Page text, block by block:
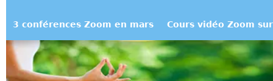
3 conférences Zoom en mars Cours vidéo Zoom